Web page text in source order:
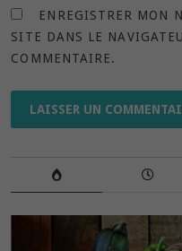
ENREGISTRER MON
SITE DANS LE
COMMENTAIRE.